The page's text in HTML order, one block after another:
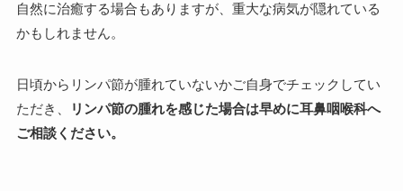
自然に治癒する場合もありますが、重大な病気が隠れている
かもしれません。
日頃からリンパ節が腫れていないかご自身でチェックしてい
ただき、
リンパ節の腫れを感じた場合は早めに耳鼻咽喉科へ
ご相談ください。